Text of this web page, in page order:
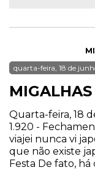
quarta-feira, 18 de
Quarta-feira, 18
1.920 -
viajei nunca vi
que não existe
Festa De fato, há